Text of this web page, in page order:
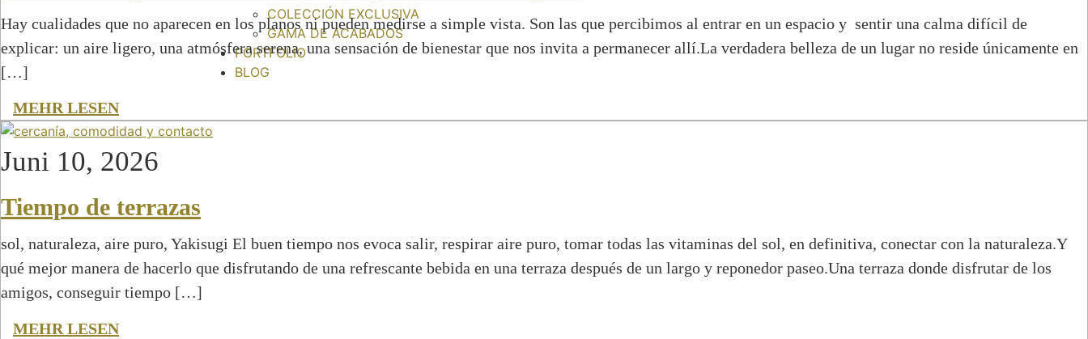
COLECCIÓN EXCLUSIVA
GAMA DE ACABADOS
PORTFOLIO
BLOG
Hay cualidades que no aparecen en los planos ni pueden medirse a simple vista. Son las que percibimos al entrar en un espacio y sentir una calma difícil de
explicar: un aire ligero, una atmósfera serena, una sensación de bienestar que nos invita a permanecer allí.La verdadera belleza de un lugar no reside únicamente en
[…]
MEHR LESEN
Juni 10, 2026
Tiempo de terrazas
sol, naturaleza, aire puro, Yakisugi El buen tiempo nos evoca salir, respirar aire puro, tomar todas las vitaminas del sol, en definitiva, conectar con la naturaleza.Y
qué mejor manera de hacerlo que disfrutando de una refrescante bebida en una terraza después de un largo y reponedor paseo.Una terraza donde disfrutar de los
amigos, conseguir tiempo […]
MEHR LESEN